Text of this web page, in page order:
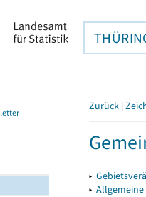
Zurück |
▸
▸